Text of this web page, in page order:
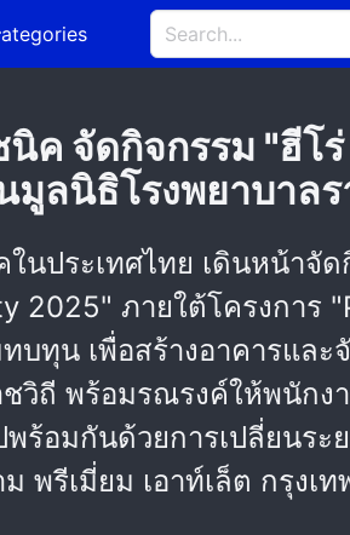
ค จัดกิจกรรม "ฮีโ
ลนิธิโรงพยาบาล
นประเทศไทย เดินหน้าจั
2025" ภายใต้โครงการ
บทุน เพื่อสร้างอาคารแล
วิถี พร้อมรณรงค์ให้พนัก
ร้อมกันด้วยการเปลี่ยนระ
พรีเมี่ยม เอาท์เล็ต กรุงเท